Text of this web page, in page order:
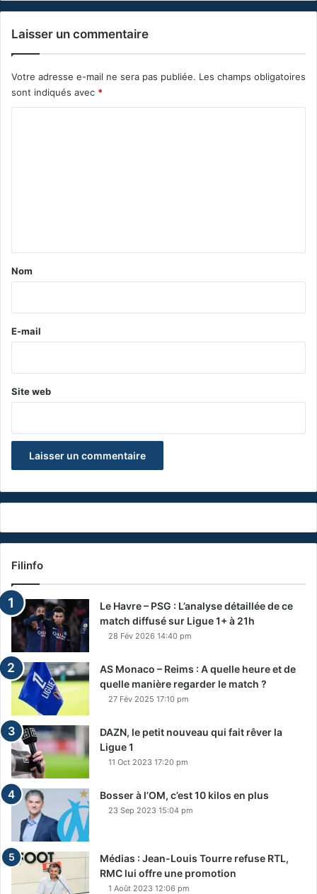
Laisser un commentaire
Votre adresse e-mail ne sera pas publiée. Les champs obligatoires
sont indiqués avec *
a
e
Nom
E-mail
Site web
Filinfo
Le Havre – PSG : L’analyse détaillée de ce
match diffusé sur Ligue 1+ à 21h
28 Fév 2026 14:40 pm
AS Monaco – Reims : A quelle heure et de
quelle manière regarder le match ?
27 Fév 2025 17:10 pm
DAZN, le petit nouveau qui fait rêver la
Ligue 1
11 Oct 2023 17:20 pm
Bosser à l’OM, c’est 10 kilos en plus
23 Sep 2023 15:04 pm
Médias : Jean-Louis Tourre refuse RTL,
RMC lui offre une promotion
1 Août 2023 12:06 pm